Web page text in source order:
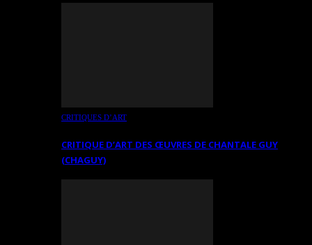
CRITIQUES D’ART
CRITIQUE D’ART DES ŒUVRES DE CHANTALE GUY
(CHAGUY)